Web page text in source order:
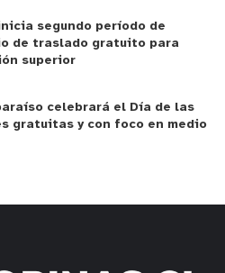
segundo período de
de traslado gratuito para
superior
celebrará el Día de las
gratuitas y con foco en medio